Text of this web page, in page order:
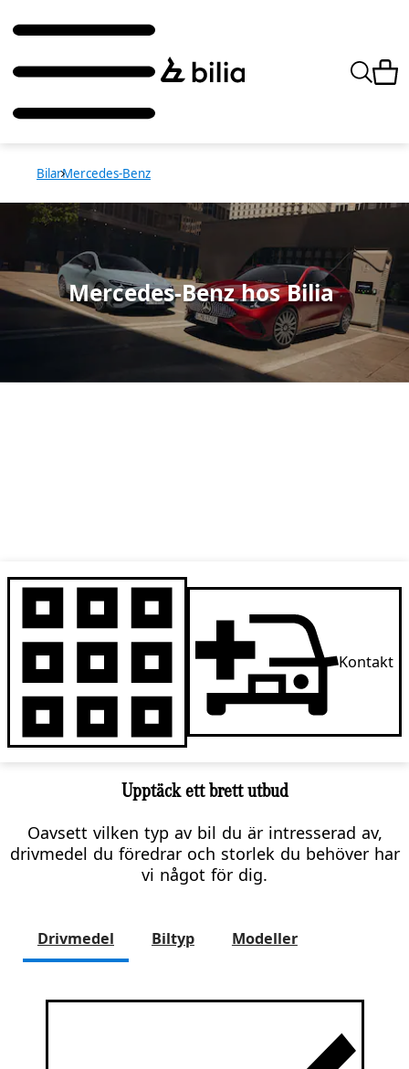
BilarMercedes-Benz
Mercedes-Benz hos Bilia
Kontakt
Upptäck ett brett utbud
Oavsett vilken typ av bil du är intresserad av,
drivmedel du föredrar och storlek du behöver har
vi något för dig.
Drivmedel Biltyp Modeller